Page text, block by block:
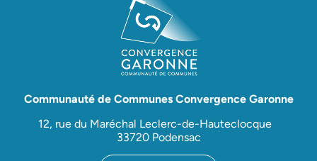
Communauté de Communes Convergence Garonne
12, rue du Maréchal Leclerc-de-Hauteclocque
33720 Podensac